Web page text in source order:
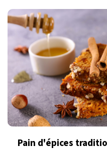
Pain d'épices